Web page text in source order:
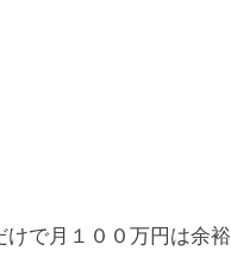
で月１００万円は余裕